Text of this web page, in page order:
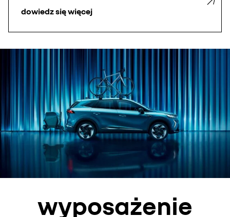
dowiedz się więcej
wyposażenie